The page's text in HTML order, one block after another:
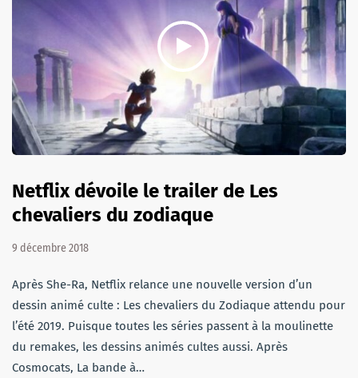
Netflix dévoile le trailer de Les
chevaliers du zodiaque
9 décembre 2018
Après She-Ra, Netflix relance une nouvelle version d’un
dessin animé culte : Les chevaliers du Zodiaque attendu pour
l’été 2019. Puisque toutes les séries passent à la moulinette
du remakes, les dessins animés cultes aussi. Après
Cosmocats, La bande à…